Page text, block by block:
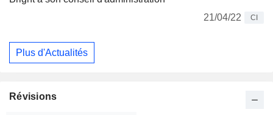
21/04/22
CI
Plus d'Actualités
Révisions